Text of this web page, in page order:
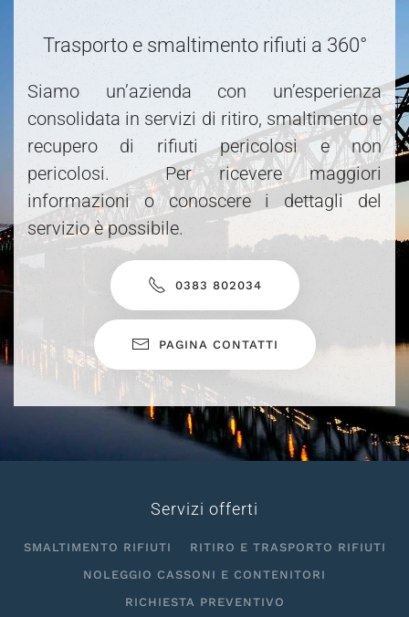
Trasporto e smaltimento rifiuti a 360°
Siamo un’azienda con un’esperienza
consolidata in servizi di ritiro, smaltimento e
recupero di rifiuti pericolosi e non
pericolosi. Per ricevere maggiori
informazioni o conoscere i dettagli del
servizio è possibile.
0383 802034
PAGINA CONTATTI
Servizi offerti
SMALTIMENTO RIFIUTI
RITIRO E TRASPORTO RIFIUTI
NOLEGGIO CASSONI E CONTENITORI
RICHIESTA PREVENTIVO